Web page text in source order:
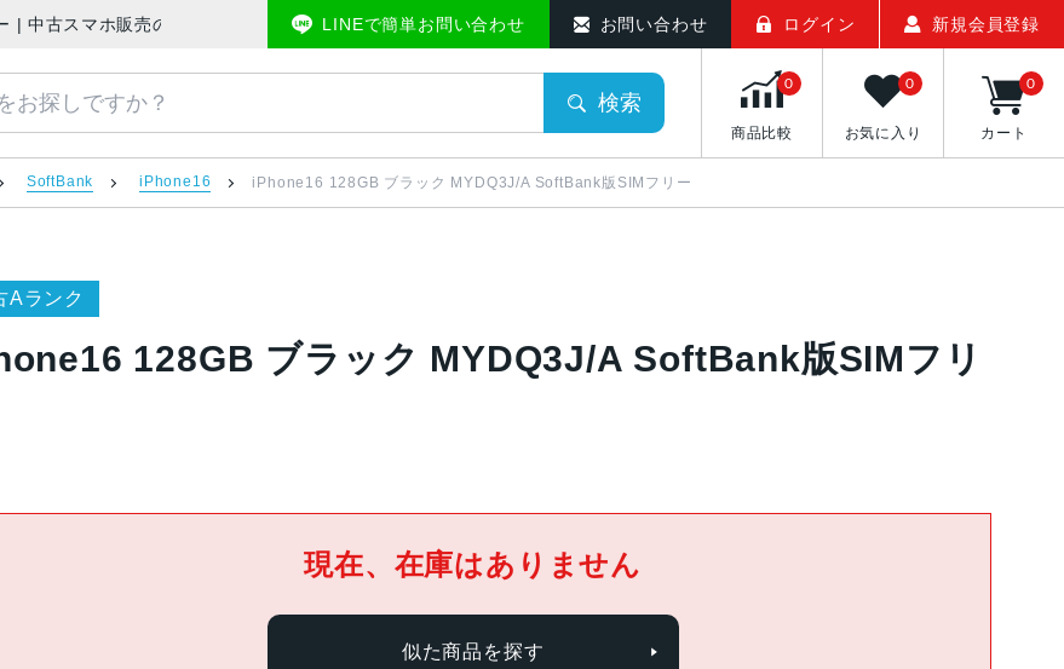
中古スマホ販売のアメモバマーケットLINEで簡単お問い合わせ お問い合わせ ログイン 新規会員登録
検索
商品比較
0
お気に入り
0
カート
0
SoftBank iPhone16 iPhone16 128GB ブラック MYDQ3J/A SoftBank版SIMフリー
Aランク
128GB ブラック MYDQ3J/A SoftBank版SIMフリ
現在、在庫はありません
似た商品を探す